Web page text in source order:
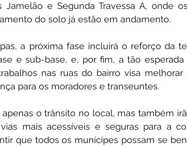
Jamelão e Segunda Travessa A, onde
do solo já estão em andamento.
a próxima fase incluirá o reforço da
e sub-base, e, por fim, a tão esperada
nas ruas do bairro visa melhorar
para os moradores e transeuntes.
o trânsito no local, mas também
mais acessíveis e seguras para a
que todos os munícipes possam se